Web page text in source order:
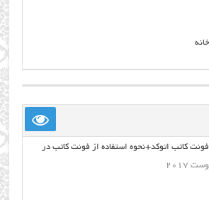
فونت کاتب اتوکد+نحوه استفاده از فونت کاتب در